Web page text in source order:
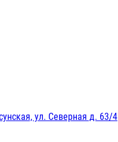
ул. Северная д. 63/4